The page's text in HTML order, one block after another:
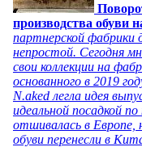
производства обуви
партнерской фабрики
непростой. Сегодня
свои коллекции на
основанного в 2019
N.aked легла идея
идеальной посадкой
отшивалась в Европе,
обуви перенесли в